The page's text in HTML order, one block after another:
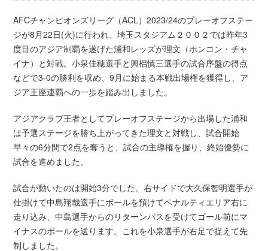
AFCチャンピオンズリーグ（ACL）2023/24のプレーオフステー
ジが8月22日(火)に行われ、埼玉スタジアム２００２では昨年3
度目のアジア制覇を遂げた浦和レッズが理文（ホンコン・チャ
イナ）と対戦。小泉佳穂選手と興梠慎三選手の試合序盤の得点
などで3-0の勝利を収め、9月に始まる本戦出場権を獲得し、ア
ジア王座連覇への一歩を踏み出しました。
アジアクラブ王者としてプレーオフステージから出場した浦和
は予選ステージを勝ち上がってきた理文と対戦し、試合開始
早々の6分間で2点を奪うと、試合の主導権を握り、終始優勢に
試合を進めました。
試合が動いたのは開始3分でした。右サイドで大久保智明選手が
仕掛けて中島翔哉選手にボールを預けてペナルティエリア右に
走り込み、中島選手からのリターンパスを受けてゴール前にマ
イナスのボールを送ります。これを小泉選手が右足で捉えて先
制しました。